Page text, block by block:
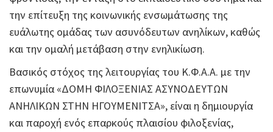
την επίτευξη της κοινωνικής ενσωμάτωσης της
ευάλωτης ομάδας των ασυνόδευτων ανηλίκων, καθώς
και την ομαλή μετάβαση στην ενηλικίωση.
Βασικός στόχος της λειτουργίας του Κ.Φ.Α.Α. με την
επωνυμία «ΔΟΜΗ ΦΙΛΟΞΕΝΙΑΣ ΑΣΥΝΟΔΕΥΤΩΝ
ΑΝΗΛΙΚΩΝ ΣΤΗΝ ΗΓΟΥΜΕΝΙΤΣΑ», είναι η δημιουργία
και παροχή ενός επαρκούς πλαισίου φιλοξενίας,